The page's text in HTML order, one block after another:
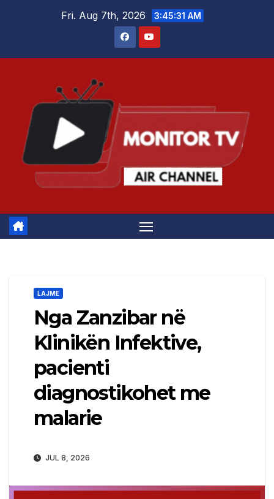
Fri. Aug 7th, 2026 3:45:31 AM
LAJME
Nga Zanzibar në
Klinikën Infektive,
pacienti
diagnostikohet me
malarie
JUL 8, 2026